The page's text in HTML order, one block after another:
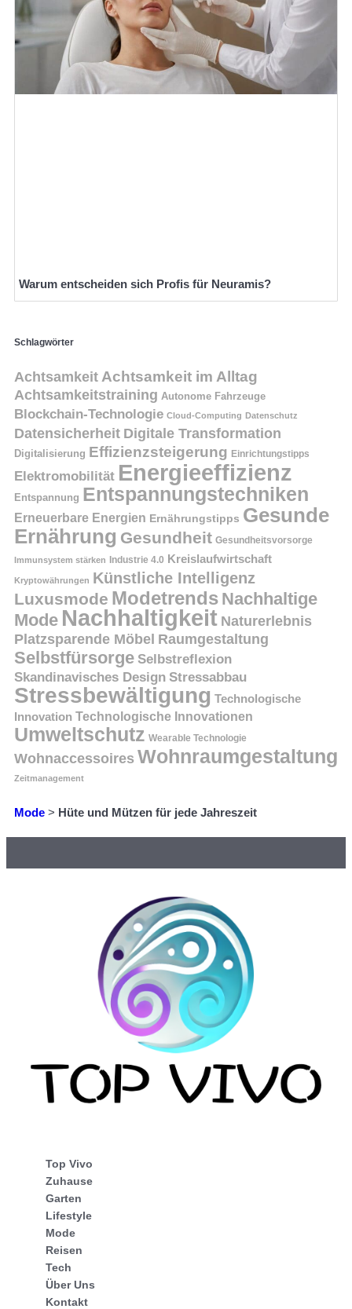
Warum entscheiden sich Profis für Neuramis?
Schlagwörter
AchtsamkeitAchtsamkeit im Alltag
Achtsamkeitstraining Autonome Fahrzeuge
Blockchain-Technologie Cloud-Computing Datenschutz
Datensicherheit Digitale Transformation
Digitalisierung Effizienzsteigerung Einrichtungstipps
Elektromobilität Energieeffizienz
Entspannung Entspannungstechniken
Erneuerbare Energien Ernährungstipps Gesunde
Ernährung Gesundheit Gesundheitsvorsorge
Immunsystem stärken Industrie 4.0 Kreislaufwirtschaft
Kryptowährungen Künstliche Intelligenz
Luxusmode Modetrends Nachhaltige
Mode Nachhaltigkeit Naturerlebnis
Platzsparende Möbel Raumgestaltung
Selbstfürsorge Selbstreflexion
Skandinavisches Design Stressabbau
Stressbewältigung Technologische
Innovation Technologische Innovationen
Umweltschutz Wearable Technologie
Wohnaccessoires Wohnraumgestaltung
Zeitmanagement
Mode > Hüte und Mützen für jede Jahreszeit
Top Vivo
Zuhause
Garten
Lifestyle
Mode
Reisen
Tech
Über Uns
Kontakt